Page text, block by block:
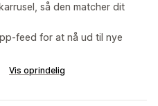
så den matcher dit
feed for at nå ud til nye
Vis oprindelig